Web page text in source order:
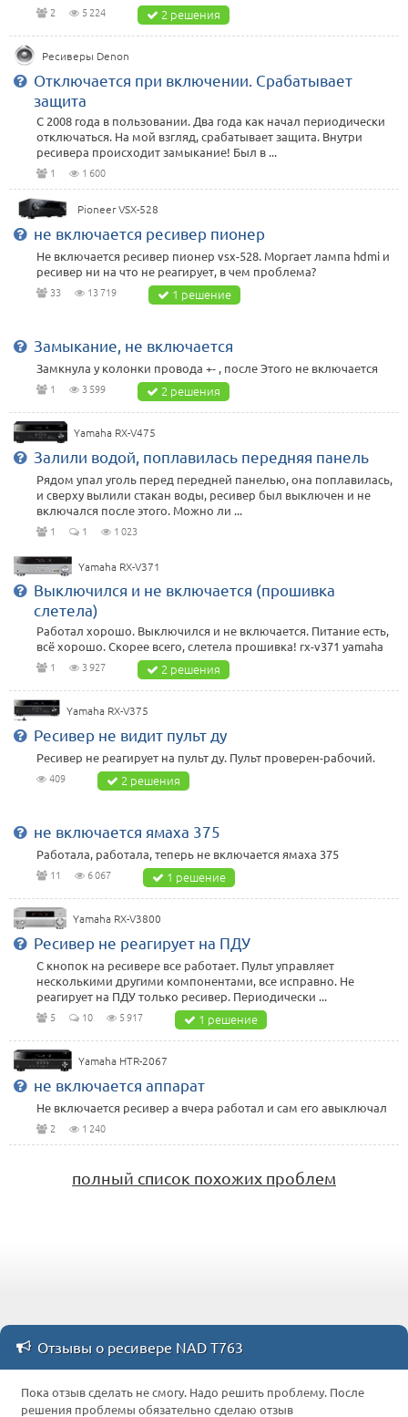
2 5 224 2 решения
Ресиверы Denon
Отключается при включении. Срабатывает
защита
С 2008 года в пользовании. Два года как начал периодически
отключаться. На мой взгляд, срабатывает защита. Внутри
ресивера происходит замыкание! Был в ...
1 1 600
Pioneer VSX-528
не включается ресивер пионер
Не включается ресивер пионер vsx-528. Моргает лампа hdmi и
ресивер ни на что не реагирует, в чем проблема?
33 13 719 1 решение
Замыкание, не включается
Замкнула у колонки провода +- , после Этого не включается
1 3 599 2 решения
Yamaha RX-V475
Залили водой, поплавилась передняя панель
Рядом упал уголь перед передней панелью, она поплавилась,
и сверху вылили стакан воды, ресивер был выключен и не
включался после этого. Можно ли ...
1 1 1 023
Yamaha RX-V371
Выключился и не включается (прошивка
слетела)
Работал хорошо. Выключился и не включается. Питание есть,
всё хорошо. Скорее всего, слетела прошивка! rx-v371 yamaha
1 3 927 2 решения
Yamaha RX-V375
Ресивер не видит пульт ду
Ресивер не реагирует на пульт ду. Пульт проверен-рабочий.
409 2 решения
не включается ямаха 375
Работала, работала, теперь не включается ямаха 375
11 6 067 1 решение
Yamaha RX-V3800
Ресивер не реагирует на ПДУ
С кнопок на ресивере все работает. Пульт управляет
несколькими другими компонентами, все исправно. Не
реагирует на ПДУ только ресивер. Периодически ...
5 10 5 917 1 решение
Yamaha HTR-2067
не включается аппарат
Не включается ресивер а вчера работал и сам его авыключал
2 1 240
полный список похожих проблем
Отзывы о ресивере NAD T763
Пока отзыв сделать не смогу. Надо решить проблему. После
решения проблемы обязательно сделаю отзыв